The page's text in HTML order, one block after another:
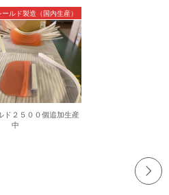
ルド製造（国内生産）
ド２５００個追加生産
中